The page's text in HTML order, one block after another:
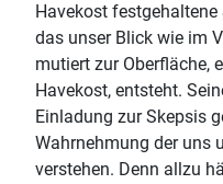
Havekost
das unser Blick wie im
mutiert zur Oberfläche,
Havekost, entsteht.
Einladung zur Skepsis
Wahrnehmung der uns
verstehen. Denn allzu